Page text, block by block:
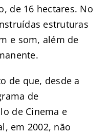
de 16 hectares. No
estruturas
e som, além de
de que, desde a
de
de Cinema e
em 2002, não